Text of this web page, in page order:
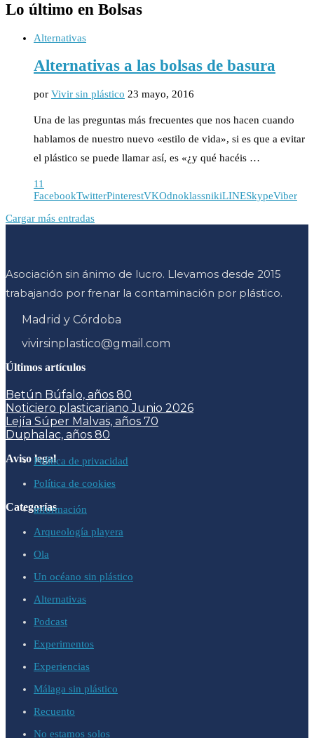
Lo último en Bolsas
Alternativas
Alternativas a las bolsas de basura
por Vivir sin plástico 23 mayo, 2016
Una de las preguntas más frecuentes que nos hacen cuando
hablamos de nuestro nuevo «estilo de vida», si es que a evitar
el plástico se puede llamar así, es «¿y qué hacéis …
11
FacebookTwitterPinterestVKOdnoklassnikiLINESkypeViber
Cargar más entradas
Asociación sin ánimo de lucro. Llevamos desde 2015
trabajando por frenar la contaminación por plástico.
Madrid y Córdoba
vivirsinplastico@gmail.com
Últimos artículos
Betún Búfalo, años 80
Noticiero plasticariano Junio 2026
Lejía Súper Malvas, años 70
Duphalac, años 80
Aviso legalPolítica de privacidad
Política de cookies
Categoríasinformación
Arqueología playera
Ola
Un océano sin plástico
Alternativas
Podcast
Experimentos
Experiencias
Málaga sin plástico
Recuento
No estamos solos